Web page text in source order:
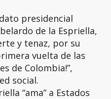
presidencial
de la Espriella,
y tenaz, por su
vuelta de las
de Colombia!”,
social.
“ama” a Estados